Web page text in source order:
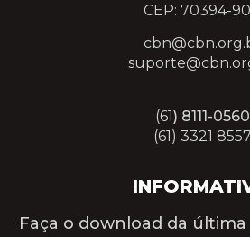
Faça o download da
CEP: 70394-
(61) 8111-0560
(61) 3321 8557